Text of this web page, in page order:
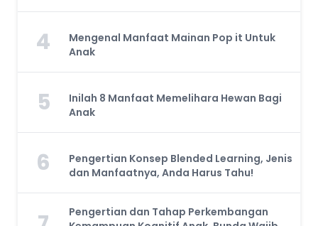
4
Mengenal Manfaat Mainan Pop it Untuk
Anak
5
Inilah 8 Manfaat Memelihara Hewan Bagi
Anak
6
Pengertian Konsep Blended Learning, Jenis
dan Manfaatnya, Anda Harus Tahu!
Pengertian dan Tahap Perkembangan